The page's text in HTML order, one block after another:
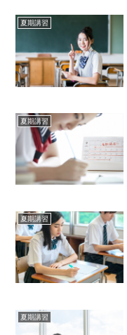
夏期講習
夏期講習
夏期講習
夏期講習